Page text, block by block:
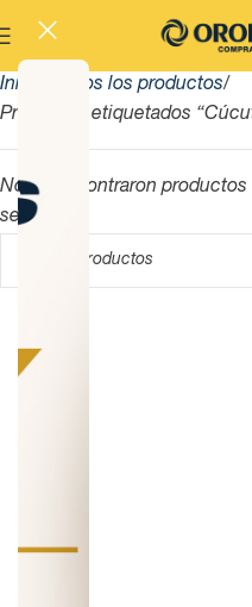
Inicio
Todos los productos
Productos etiquetados
No se encontraron
selección.